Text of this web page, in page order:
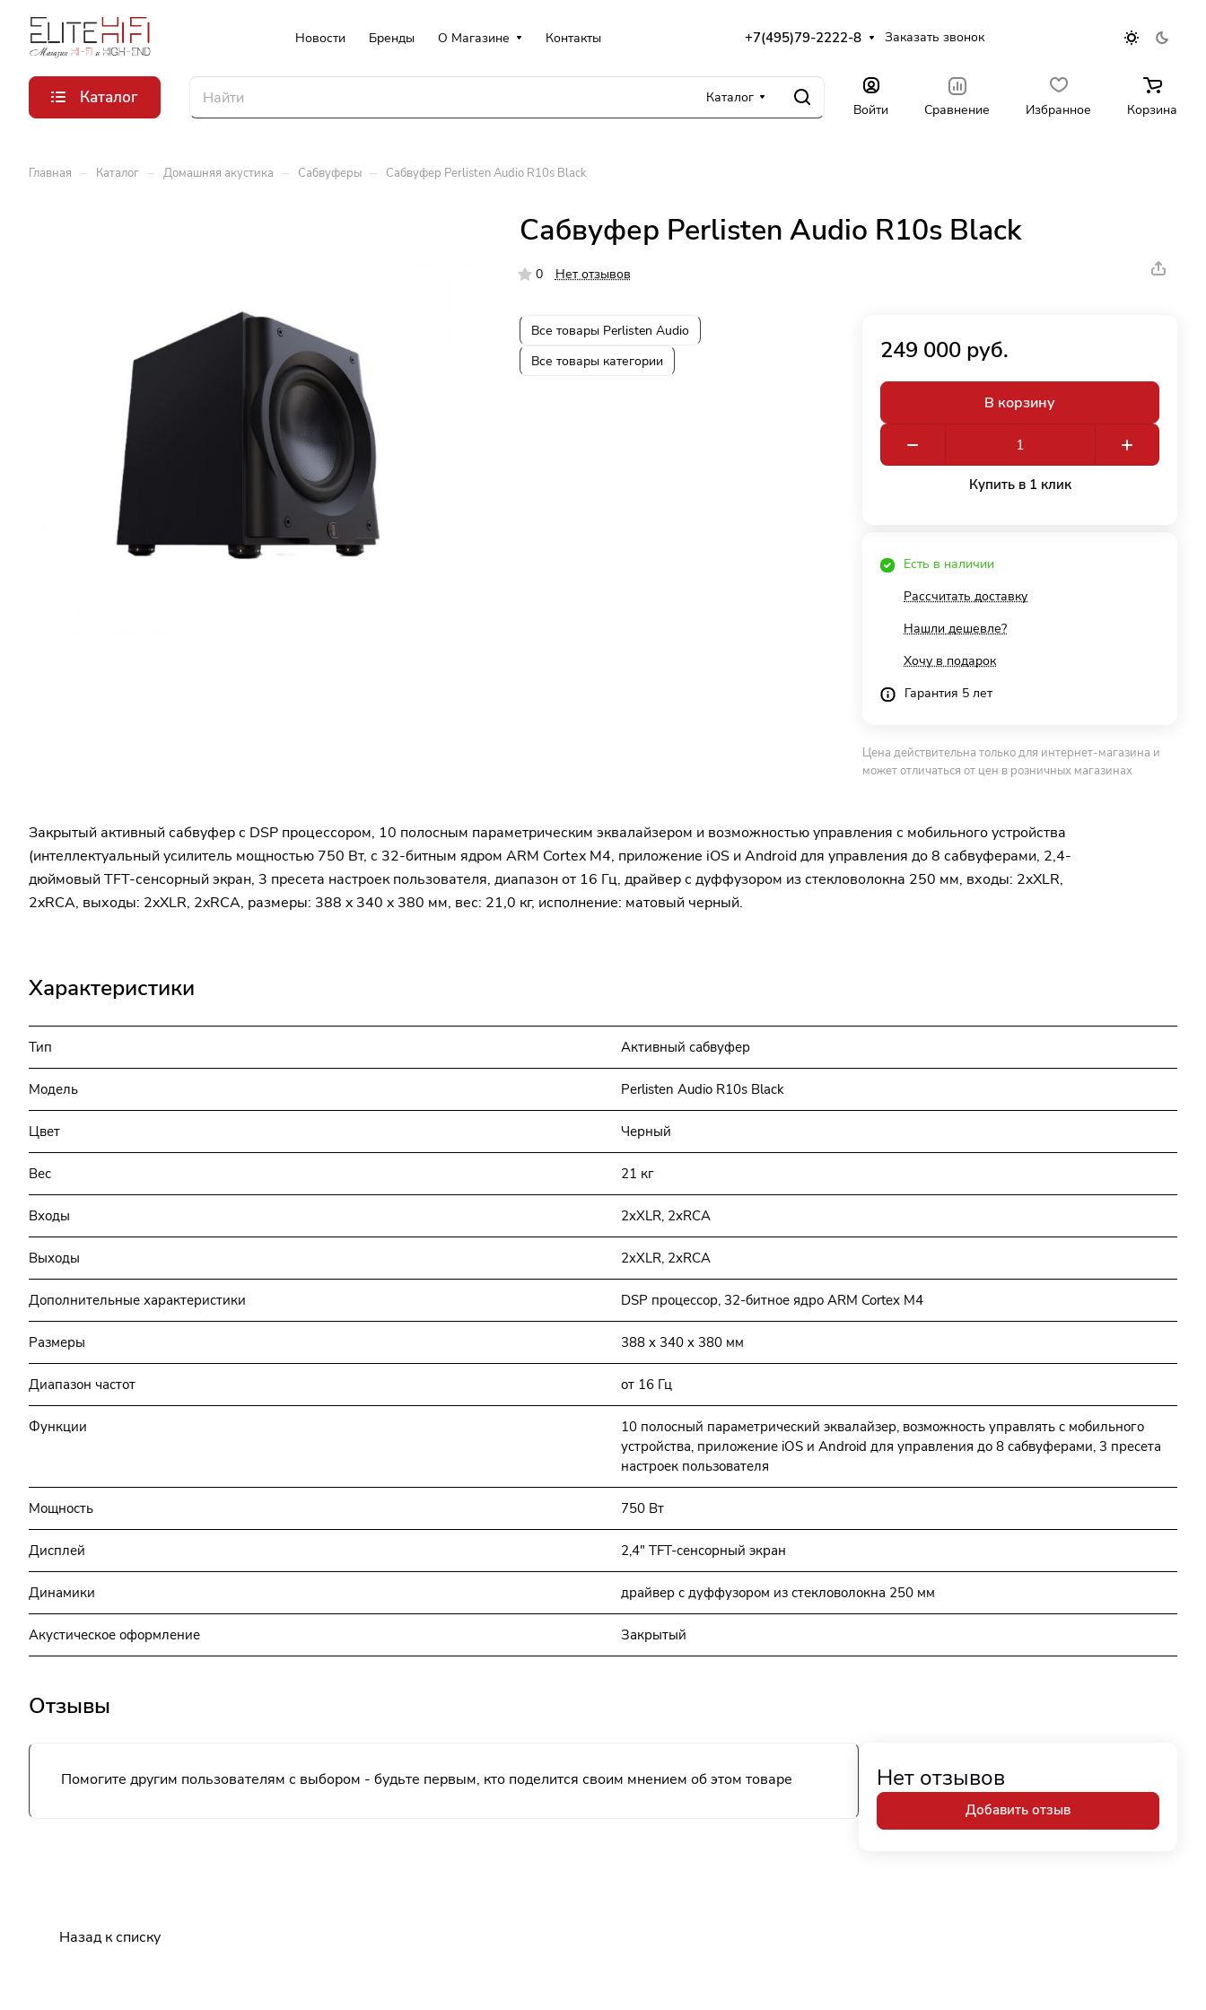
Новости Бренды О Магазине Контакты +7(495)79-2222-8 Заказать звонок
Каталог Каталог
Войти Сравнение Избранное Корзина
Главная – Каталог – Домашняя акустика – Сабвуферы – Сабвуфер Perlisten Audio R10s Black
Сабвуфер Perlisten Audio R10s Black
0 Нет отзывов
Все товары Perlisten Audio
Все товары категории
249 000 руб.
В корзину
Купить в 1 клик
Есть в наличии
Рассчитать доставку
Нашли дешевле?
Хочу в подарок
Гарантия 5 лет
Цена действительна только для интернет-магазина и
может отличаться от цен в розничных магазинах
Закрытый активный сабвуфер с DSP процессором, 10 полосным параметрическим эквалайзером и возможностью управления с мобильного устройства
(интеллектуальный усилитель мощностью 750 Вт, с 32-битным ядром ARM Cortex M4, приложение iOS и Android для управления до 8 сабвуферами, 2,4-
дюймовый TFT-сенсорный экран, 3 пресета настроек пользователя, диапазон от 16 Гц, драйвер с дуффузором из стекловолокна 250 мм, входы: 2xXLR,
2xRCA, выходы: 2xXLR, 2xRCA, размеры: 388 x 340 x 380 мм, вес: 21,0 кг, исполнение: матовый черный.
Характеристики
Тип Активный сабвуфер
Модель Perlisten Audio R10s Black
Цвет Черный
Вес 21 кг
Входы 2xXLR, 2xRCA
Выходы 2xXLR, 2xRCA
Дополнительные характеристики DSP процессор, 32-битное ядро ARM Cortex M4
Размеры 388 x 340 x 380 мм
Диапазон частот от 16 Гц
Функции
10 полосный параметрический эквалайзер, возможность управлять с мобильного
устройства, приложение iOS и Android для управления до 8 сабвуферами, 3 пресета
настроек пользователя
Мощность 750 Вт
Дисплей 2,4" TFT-сенсорный экран
Динамики драйвер с дуффузором из стекловолокна 250 мм
Акустическое оформление Закрытый
Отзывы
Помогите другим пользователям с выбором - будьте первым, кто поделится своим мнением об этом товаре Нет отзывов
Добавить отзыв
Назад к списку